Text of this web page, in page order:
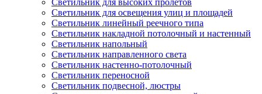
Светильник для высоких пролетов
Светильник для освещения улиц и площадей
Светильник линейный реечного типа
Светильник накладной потолочный и настенный
Светильник напольный
Светильник направленного света
Светильник настенно-потолочный
Светильник переносной
Светильник подвесной, люстры